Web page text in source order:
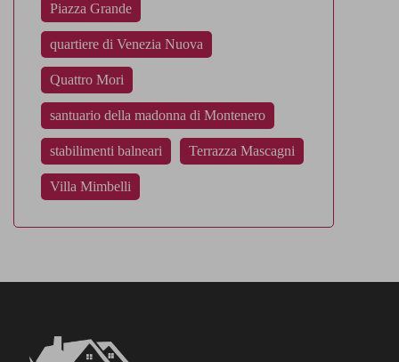
Piazza Grande
quartiere di Venezia Nuova
Quattro Mori
santuario della madonna di Montenero
stabilimenti balneari Terrazza Mascagni
Villa Mimbelli